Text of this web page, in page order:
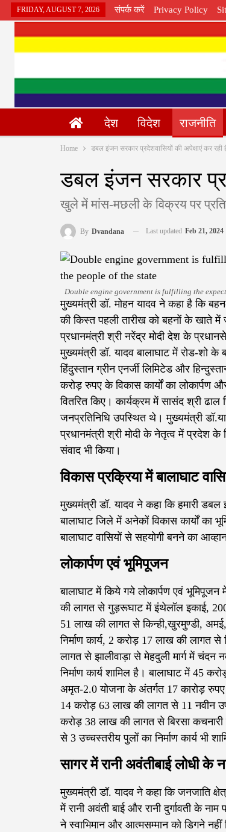
FRIDAY, AUGUST 7, 2026 संपर्क करें Privacy Policy
देश विदेश राजनीति
Home डबल इंजन सरकार प्रदेशवासियों की अपेक्षाएं कर रही
डबल इंजन सरकार
खुले में मांस-मछली के विक्रय पर
By Dvandana Last updated Feb 21, 2024
Double engine government is fulfilling the
मुख्यमंत्री डॉ. मोहन यादव ने कहा है कि
की किस्त पहली तारीख को बहनों के खाते
प्रधानमंत्री श्री नरेंद्र मोदी देश के
मुख्यमंत्री डॉ. यादव बालाघाट में रोड-शो
हिंदुस्तान ग्रीन एनर्जी लिमिटेड और
करोड़ रुपए के विकास कार्यों का लोकार्पण
वितरित किए। कार्यक्रम में सासंद श्री ढाल
जनप्रतिनिधि उपस्थित थे। मुख्यमंत्री
प्रधानमंत्री श्री मोदी के नेतृत्व में प्रदेश के
संवाद भी किया।
विकास प्रक्रिया में बालाघाट
मुख्यमंत्री डॉ. यादव ने कहा कि हमारी
बालाघाट जिले में अनेकों विकास कार्यों का
बालाघाट वासियों से सहयोगी बनने का
लोकार्पण एवं भूमिपूजन
बालाघाट में किये गये लोकार्पण एवं
की लागत से गुड़रूघाट में इंथेलॉल इकाई,
51 लाख की लागत से किन्ही,खुरमुण्डी,
निर्माण कार्य, 2 करोड़ 17 लाख की लागत
लागत से झालीवाड़ा से मेहदुली मार्ग में चंदन
निर्माण कार्य शामिल है। बालाघाट में 45
अमृत-2.0 योजना के अंतर्गत 17 कारोड़
14 करोड़ 63 लाख की लागत से 11 नवीन
करोड़ 38 लाख की लागत से बिरसा कचनारी
से 3 उच्चस्तरीय पुलों का निर्माण कार्य भी
सागर में रानी अवंतीबाई लोधी के
मुख्यमंत्री डॉ. यादव ने कहा कि जनजाति
में रानी अवंती बाई और रानी दुर्गावती के नाम
ने स्वाभिमान और आत्मसम्मान को डिगने नहीं